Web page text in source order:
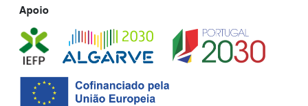
Apoio